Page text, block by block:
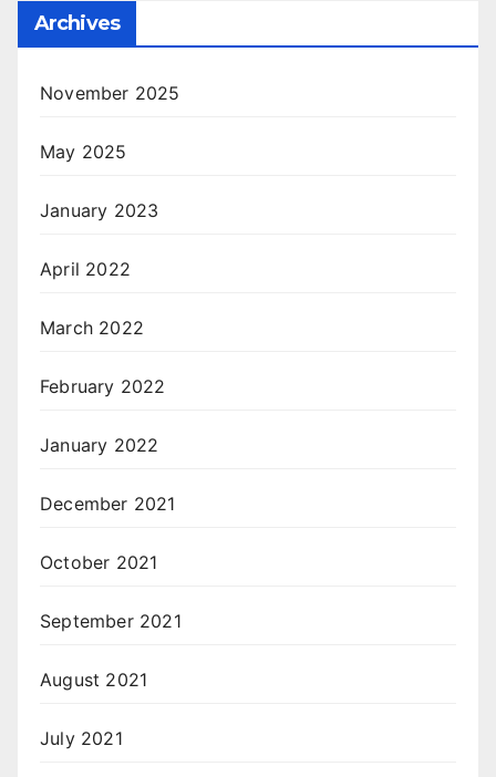
Archives
November 2025
May 2025
January 2023
April 2022
March 2022
February 2022
January 2022
December 2021
October 2021
September 2021
August 2021
July 2021